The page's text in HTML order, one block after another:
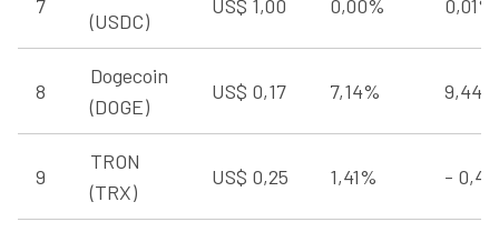
7
(USDC)
US$ 1,00 0,00% 0,01%
8
Dogecoin
(DOGE)
US$ 0,17 7,14% 9,44%
9
TRON
(TRX)
US$ 0,25 1,41% -